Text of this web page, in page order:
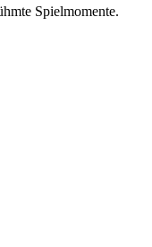
Spielmomente.